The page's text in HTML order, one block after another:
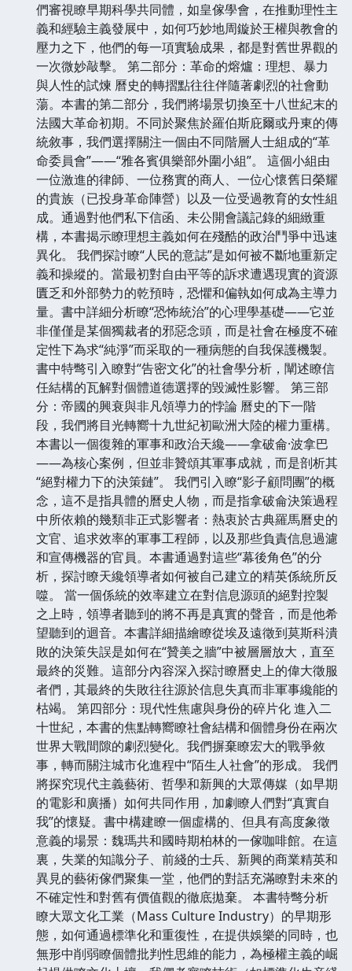
們審視瞭早期科學共同體，如皇傢學會，在推動理性主
義和經驗主義發展中，如何巧妙地周鏇於王權與教會的
壓力之下，他們的每一項實驗成果，都是對舊世界觀的
一次微妙敲擊。 第二部分：革命的熔爐：理想、暴力
與人性的試煉 曆史的轉摺點往往伴隨著劇烈的社會動
蕩。本書的第二部分，我們將場景切換至十八世紀末的
法國大革命初期。不同於聚焦於羅伯斯庇爾或丹東的傳
統敘事，我們選擇關注一個由不同階層人士組成的“革
命委員會”——“雅各賓俱樂部外圍小組”。 這個小組由
一位激進的律師、一位務實的商人、一位心懷舊日榮耀
的貴族（已投身革命陣營）以及一位受過教育的女性組
成。通過對他們私下信函、未公開會議記錄的細緻重
構，本書揭示瞭理想主義如何在殘酷的政治鬥爭中迅速
異化。 我們探討瞭“人民的意誌”是如何被不斷地重新定
義和操縱的。當最初對自由平等的訴求遭遇現實的資源
匱乏和外部勢力的乾預時，恐懼和偏執如何成為主導力
量。書中詳細分析瞭“恐怖統治”的心理學基礎——它並
非僅僅是某個獨裁者的邪惡念頭，而是社會在極度不確
定性下為求“純淨”而采取的一種病態的自我保護機製。
書中特彆引入瞭對“告密文化”的社會學分析，闡述瞭信
任結構的瓦解對個體道德選擇的毀滅性影響。 第三部
分：帝國的興衰與非凡領導力的悖論 曆史的下一階
段，我們將目光轉嚮十九世紀初歐洲大陸的權力重構。
本書以一個復雜的軍事和政治天纔——拿破侖·波拿巴
——為核心案例，但並非贊頌其軍事成就，而是剖析其
“絕對權力下的決策鏈”。 我們引入瞭“影子顧問團”的概
念，這不是指具體的曆史人物，而是指拿破侖決策過程
中所依賴的幾類非正式影響者：熱衷於古典羅馬曆史的
文官、追求效率的軍事工程師，以及那些負責信息過濾
和宣傳機器的官員。本書通過對這些“幕後角色”的分
析，探討瞭天纔領導者如何被自己建立的精英係統所反
噬。 當一個係統的效率建立在對信息源頭的絕對控製
之上時，領導者聽到的將不再是真實的聲音，而是他希
望聽到的迴音。本書詳細描繪瞭從埃及遠徵到莫斯科潰
敗的決策失誤是如何在“贊美之牆”中被層層放大，直至
最終的災難。這部分內容深入探討瞭曆史上的偉大徵服
者們，其最終的失敗往往源於信息失真而非軍事纔能的
枯竭。 第四部分：現代性焦慮與身份的碎片化 進入二
十世紀，本書的焦點轉嚮瞭社會結構和個體身份在兩次
世界大戰間隙的劇烈變化。我們摒棄瞭宏大的戰爭敘
事，轉而關注城市化進程中“陌生人社會”的形成。 我們
將探究現代主義藝術、哲學和新興的大眾傳媒（如早期
的電影和廣播）如何共同作用，加劇瞭人們對“真實自
我”的懷疑。書中構建瞭一個虛構的、但具有高度象徵
意義的場景：魏瑪共和國時期柏林的一傢咖啡館。在這
裏，失業的知識分子、前綫的士兵、新興的商業精英和
異見的藝術傢們聚集一堂，他們的對話充滿瞭對未來的
不確定性和對舊有價值觀的徹底拋棄。 本書特彆分析
瞭大眾文化工業（Mass Culture Industry）的早期形
態，如何通過標準化和重復性，在提供娛樂的同時，也
無形中削弱瞭個體批判性思維的能力，為極權主義的崛